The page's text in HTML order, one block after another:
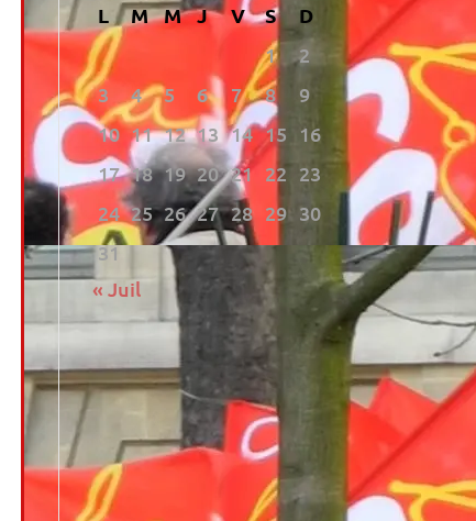
L M M J V S
D
1
2
3
4 5 6 7 8
9
10 11 12 13 14 15
16
17 18 19 20 21 22 23
24 25 26 27 28 29 30
31
« Juil